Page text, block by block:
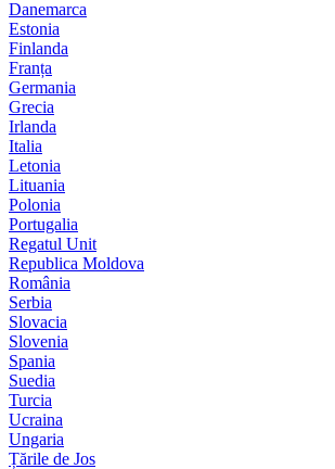
Danemarca
Estonia
Finlanda
Franța
Germania
Grecia
Irlanda
Italia
Letonia
Lituania
Polonia
Portugalia
Regatul Unit
Republica Moldova
România
Serbia
Slovacia
Slovenia
Spania
Suedia
Turcia
Ucraina
Ungaria
Țările de Jos